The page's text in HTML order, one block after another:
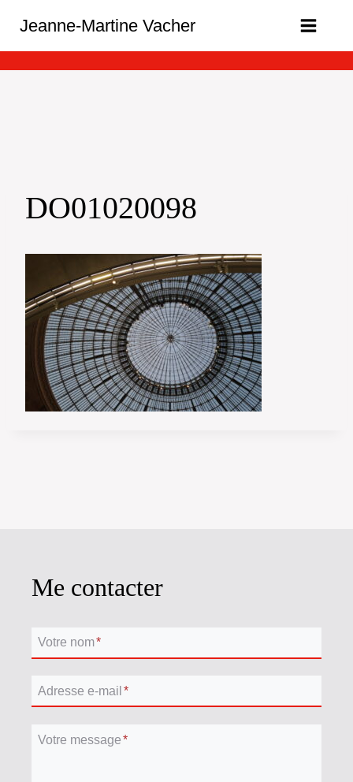
contenu
Jeanne-Martine Vacher
DO01020098
Me contacter
Votre nom*
Adresse e-mail *
Votre message*